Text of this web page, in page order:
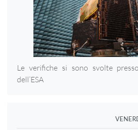
Le verifiche si sono svolte
dell’ESA